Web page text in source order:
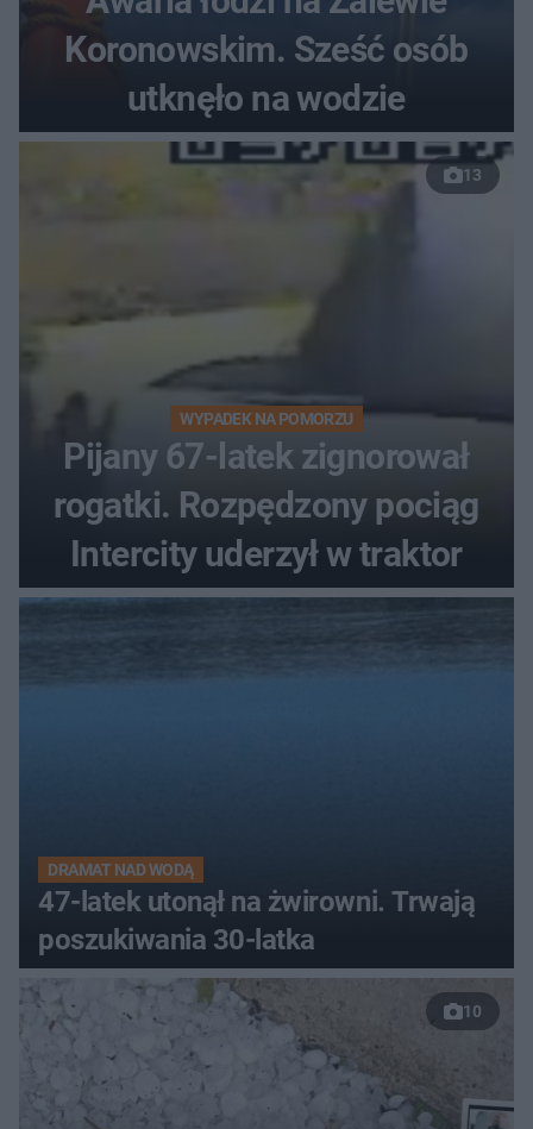
Koronowskim. Sześć osób
utknęło na wodzie
13
WYPADEK NA POMORZU
Pijany 67-latek zignorował
rogatki. Rozpędzony pociąg
Intercity uderzył w traktor
DRAMAT NAD WODĄ
47-latek utonął na żwirowni. Trwają
poszukiwania 30-latka
10